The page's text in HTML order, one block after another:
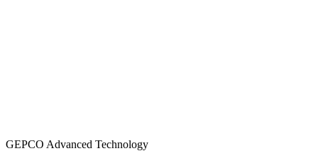
GEPCO Advanced Technology